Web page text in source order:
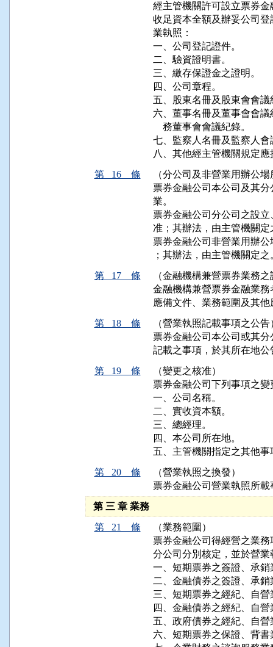
經主管機關許可設立票券
收足資本全額及辦妥公司
業執照：
一、公司登記證件。
二、驗資證明書。
三、繳存保證金之證明。
四、公司章程。
五、股東名冊及股東會會議
六、董事名冊及董事會會
    務董事會會議紀錄。
七、監察人名冊及監察人會
八、其他經主管機關規定
第 16 條
（分公司及非營業用辦公
票券金融公司本公司及其
業。
票券金融公司分公司之設
准；其辦法，由主管機關定
票券金融公司非營業用辦
；其辦法，由主管機關定之
第 17 條
（金融機構兼營票券業務
金融機構兼營票券金融業
應備文件、業務範圍及其
第 18 條
（營業執照記載事項之公告
票券金融公司本公司或其
記載之事項，於其所在地公
第 19 條
（變更之核准）
票券金融公司下列事項之
一、公司名稱。
二、實收資本額。
三、總經理。
四、本公司所在地。
五、主管機關指定之其他事
第 20 條
（營業執照之換發）
票券金融公司營業執照所
第 三 章 業務
第 21 條
（業務範圍）
票券金融公司得經營之業
分公司分別核定，並於營業
一、短期票券之簽證、承銷
二、金融債券之簽證、承銷
三、短期票券之經紀、自營
四、金融債券之經紀、自營
五、政府債券之經紀、自營
六、短期票券之保證、背書